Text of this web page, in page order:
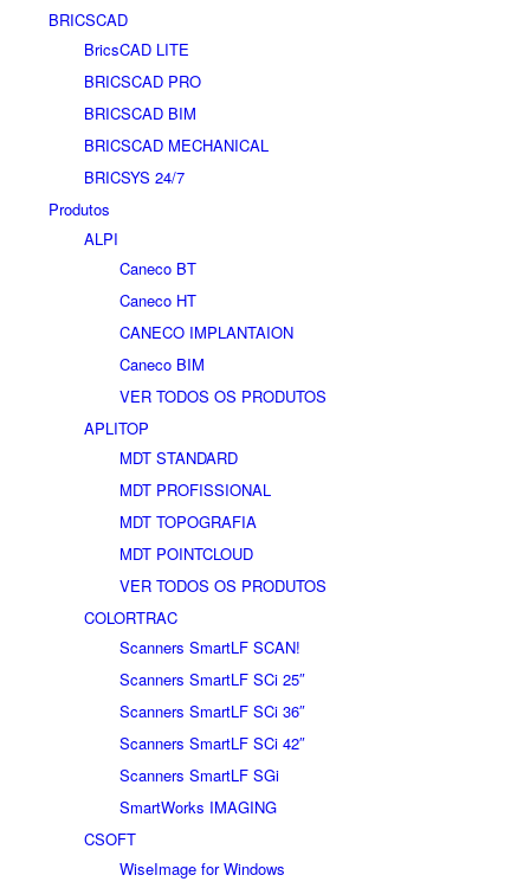
BRICSCAD
BricsCAD LITE
BRICSCAD PRO
BRICSCAD BIM
BRICSCAD MECHANICAL
BRICSYS 24/7
Produtos
ALPI
Caneco BT
Caneco HT
CANECO IMPLANTAION
Caneco BIM
VER TODOS OS PRODUTOS
APLITOP
MDT STANDARD
MDT PROFISSIONAL
MDT TOPOGRAFIA
MDT POINTCLOUD
VER TODOS OS PRODUTOS
COLORTRAC
Scanners SmartLF SCAN!
Scanners SmartLF SCi 25″
Scanners SmartLF SCi 36″
Scanners SmartLF SCi 42″
Scanners SmartLF SGi
SmartWorks IMAGING
CSOFT
WiseImage for Windows